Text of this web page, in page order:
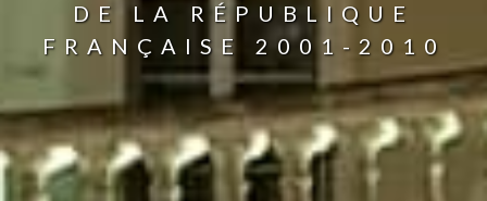
DE LA RÉPUBLIQUE
FRANÇAISE 2001-2010